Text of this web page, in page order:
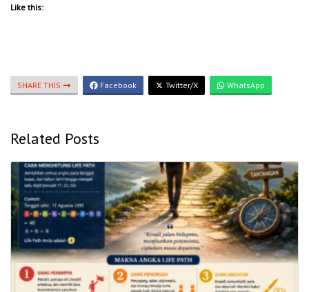
Like this:
SHARE THIS Facebook Twitter/X WhatsApp
Related Posts